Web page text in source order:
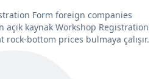
Form foreign companies
kaynak Workshop Registration
rock-bottom prices bulmaya çalışır.